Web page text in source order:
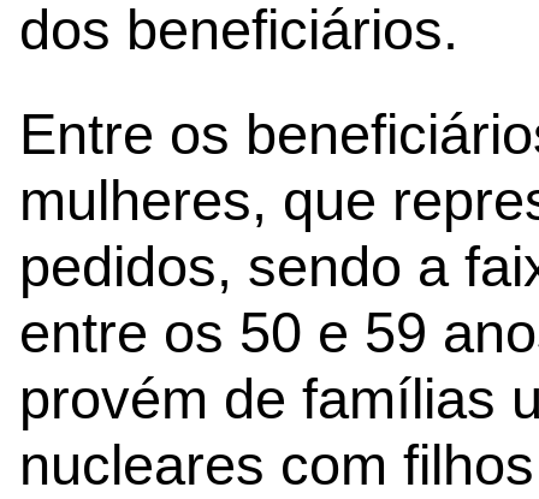
dos beneficiários.
Entre os
mulheres, que
pedidos, sendo a
entre os 50 e 59
provém de famílias
nucleares com